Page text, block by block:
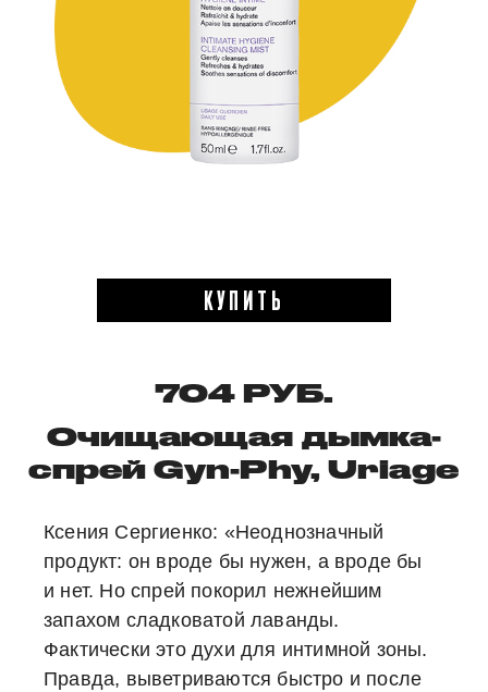
КУПИТЬ
704 РУБ.
Очищающая дымка-
спрей Gyn-Phy, Uriage
Ксения Сергиенко: «Неоднозначный
продукт: он вроде бы нужен, а вроде бы
и нет. Но спрей покорил нежнейшим
запахом сладковатой лаванды.
Фактически это духи для интимной зоны.
Правда, выветриваются быстро и после